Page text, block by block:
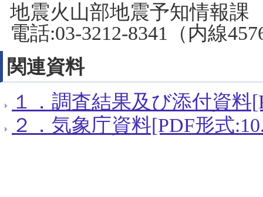
地震火山部地震予知情報課
電話:03-3212-8341（内線
関連資料
１．調査結果及び添付資料
２．気象庁資料[PDF形式